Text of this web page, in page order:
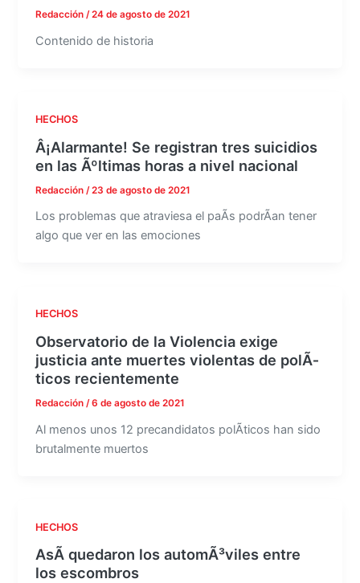
Redacción/24 de agosto de 2021
Contenido de historia
HECHOS
Â¡Alarmante! Se registran tres suicidios
en las Ãºltimas horas a nivel nacional
Redacción /23 de agosto de 2021
Los problemas que atraviesa el paÃ­s podrÃ­an tener
algo que ver en las emociones
HECHOS
Observatorio de la Violencia exige
justicia ante muertes violentas de polÃ­
ticos recientemente
Redacción/6 de agosto de 2021
Al menos unos 12 precandidatos polÃ­ticos han sido
brutalmente muertos
HECHOS
AsÃ­ quedaron los automÃ³viles entre
los escombros